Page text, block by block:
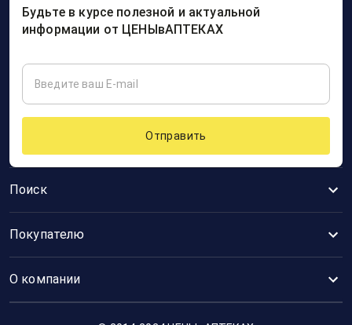
Поиск
Покупателю
О компании
Будьте в курсе полезной и актуальной
информации от ЦЕНЫвАПТЕКАХ
Отправить